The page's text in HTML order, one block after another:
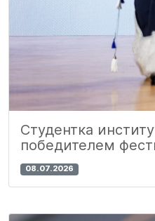
Студентка
победителем
08.07.2026